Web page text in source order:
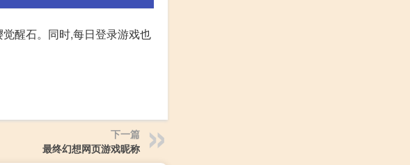
醒石。同时,每日登录游戏也
下一篇
最终幻想网页游戏昵称